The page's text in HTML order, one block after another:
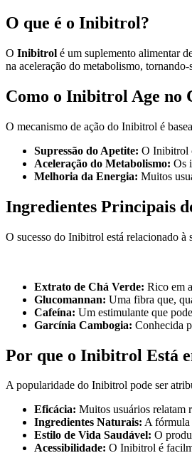
O que é o Inibitrol?
O Inibitrol é um suplemento alimentar
na aceleração do metabolismo,
Como o Inibitrol Age no
O mecanismo de ação do Inibitrol é
Supressão do Apetite: O Inibitrol
Aceleração do Metabolismo: Os
Melhoria da Energia: Muitos
Ingredientes Principais
O sucesso do Inibitrol está relacionado à
Extrato de Chá Verde: Rico em
Glucomannan: Uma fibra que,
Cafeína: Um estimulante que
Garcínia Cambogia: Conhecida
Por que o Inibitrol Está
A popularidade do Inibitrol pode ser
Eficácia: Muitos usuários relatam
Ingredientes Naturais: A fórmula
Estilo de Vida Saudável: O
Acessibilidade: O Inibitrol é